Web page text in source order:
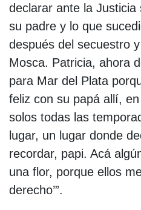
declarar ante la
su padre y lo que
después del secuestro
Mosca. Patricia, ahora
para Mar del Plata
feliz con su papá allí,
solos todas las
lugar, un lugar donde
recordar, papi. Acá
una flor, porque ellos
derecho’”.